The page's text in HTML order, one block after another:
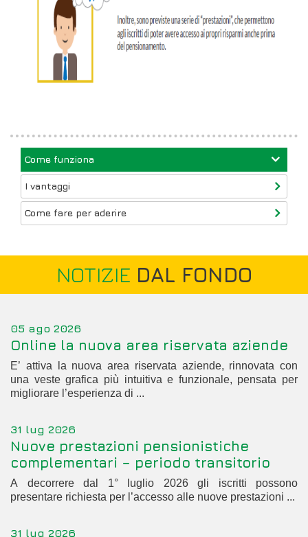
Come funziona
I vantaggi
Come fare per aderire
NOTIZIE DAL FONDO
05 ago 2026
Online la nuova area riservata aziende
E’ attiva la nuova area riservata aziende, rinnovata con
una veste grafica più intuitiva e funzionale, pensata per
migliorare l’esperienza di ...
31 lug 2026
Nuove prestazioni pensionistiche
complementari – periodo transitorio
A decorrere dal 1° luglio 2026 gli iscritti possono
presentare richiesta per l’accesso alle nuove prestazioni ...
31 lug 2026